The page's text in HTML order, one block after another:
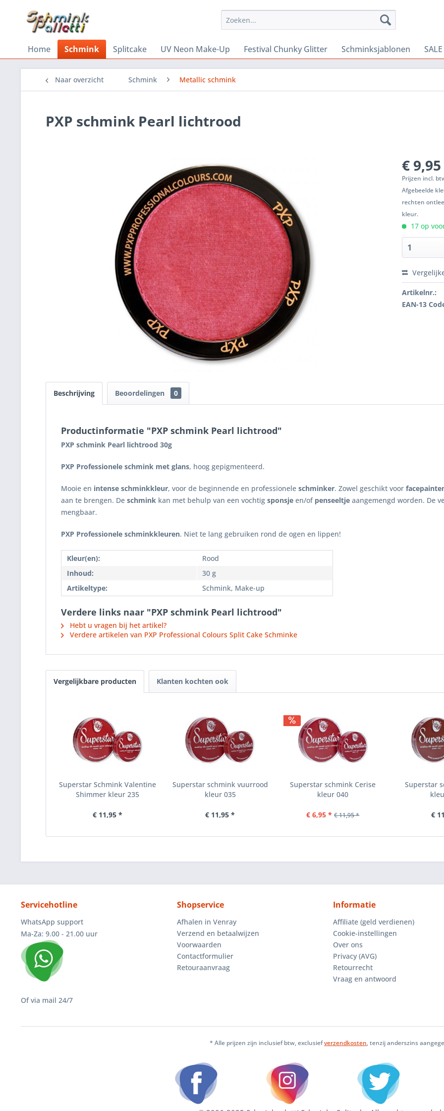
Home Schmink Splitcake UV Neon Make-Up Festival Chunky Glitter Schminksjablonen SALE
Naar overzicht Schmink Metallic schmink
PXP schmink Pearl lichtrood
€
Prijzen incl.
Afgebeelde
rechten
kleur.
17 op
Artikelnr.:
EAN-13
Beschrijving Beoordelingen 0
Productinformatie "PXP schmink Pearl lichtrood"
PXP schmink Pearl lichtrood 30g
PXP Professionele schmink met glans, hoog gepigmenteerd.
Mooie en intense schminkkleur, voor de beginnende en professionele schminker. Zowel geschikt voor
aan te brengen. De schmink kan met behulp van een vochtig sponsje en/of penseeltje aangemengd worden. De
mengbaar.
PXP Professionele schminkkleuren. Niet te lang gebruiken rond de ogen en lippen!
Kleur(en):
Rood
Inhoud:
30 g
Artikeltype:
Schmink, Make-up
Verdere links naar "PXP schmink Pearl lichtrood"
Hebt u vragen bij het artikel?
Verdere artikelen van PXP Professional Colours Split Cake Schminke
Vergelijkbare producten Klanten kochten ook
Superstar Schmink Valentine
Shimmer kleur 235
€ 11,95 *
Superstar schmink vuurrood
kleur 035
€ 11,95 *
Superstar schmink Cerise
kleur 040
€ 6,95 * € 11,95 *
Superstar
€
Servicehotline
WhatsApp support
Ma-Za: 9.00 - 21.00 uur
Of via mail 24/7
Shopservice
Afhalen in Venray
Verzend en betaalwijzen
Voorwaarden
Contactformulier
Retouraanvraag
Informatie
Affiliate (geld verdienen)
Cookie-instellingen
Over ons
Privacy (AVG)
Retourrecht
Vraag en antwoord
* Alle prijzen zijn inclusief btw, exclusiefverzendkosten, tenzij anderszins